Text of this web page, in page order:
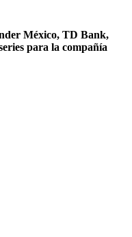
México, TD Bank,
para la compañía